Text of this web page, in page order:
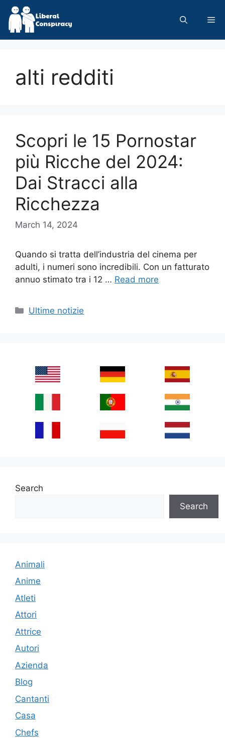
Skip
content
alti redditi
Scopri le 15 Pornostar
più Ricche del 2024:
Dai Stracci alla
Ricchezza
March 14, 2024
Quando si tratta dell’industria del cinema per
adulti, i numeri sono incredibili. Con un fatturato
annuo stimato tra i 12 … Read more
Categories
Ultime notizie
Search
Search
Animali
Anime
Atleti
Attori
Attrice
Autori
Azienda
Blog
Cantanti
Casa
Chefs